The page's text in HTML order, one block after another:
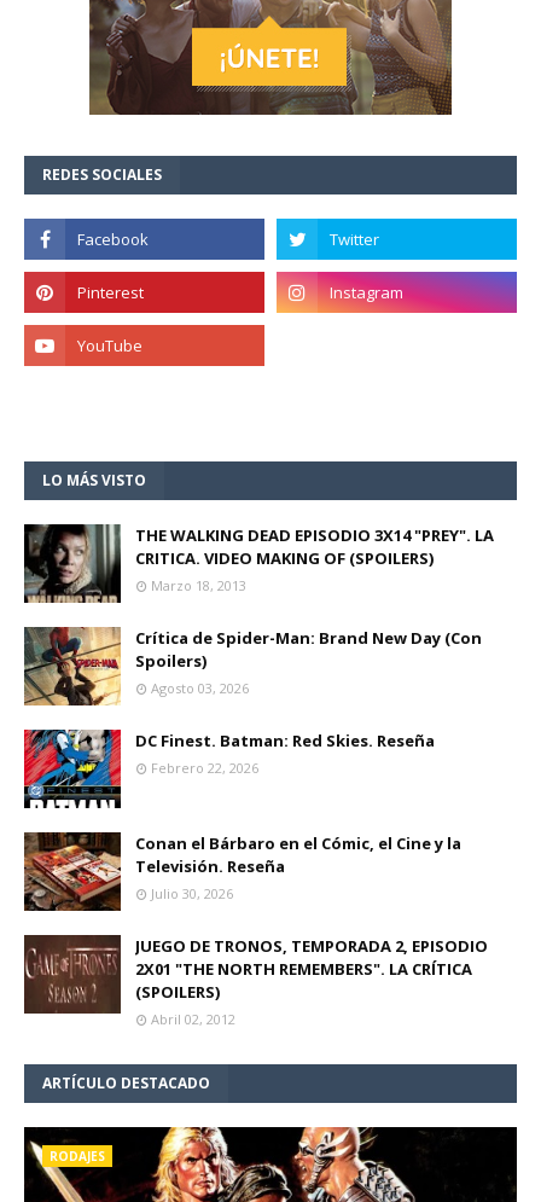
REDES SOCIALES
LO MÁS VISTO
THE WALKING DEAD EPISODIO 3X14 "PREY". LA
CRITICA. VIDEO MAKING OF (SPOILERS)
Marzo 18, 2013
Crítica de Spider-Man: Brand New Day (Con
Spoilers)
Agosto 03, 2026
DC Finest. Batman: Red Skies. Reseña
Febrero 22, 2026
Conan el Bárbaro en el Cómic, el Cine y la
Televisión. Reseña
Julio 30, 2026
JUEGO DE TRONOS, TEMPORADA 2, EPISODIO
2X01 "THE NORTH REMEMBERS". LA CRÍTICA
(SPOILERS)
Abril 02, 2012
ARTÍCULO DESTACADO
RODAJES